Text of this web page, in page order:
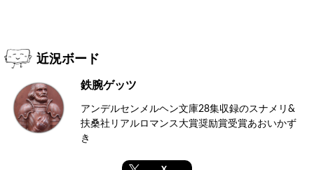
近況ボード
鉄腕ゲッツ
アンデルセンメルヘン文庫28集収録のスナメリ&
扶桑社リアルロマンス大賞奨励賞受賞あおいかず
き